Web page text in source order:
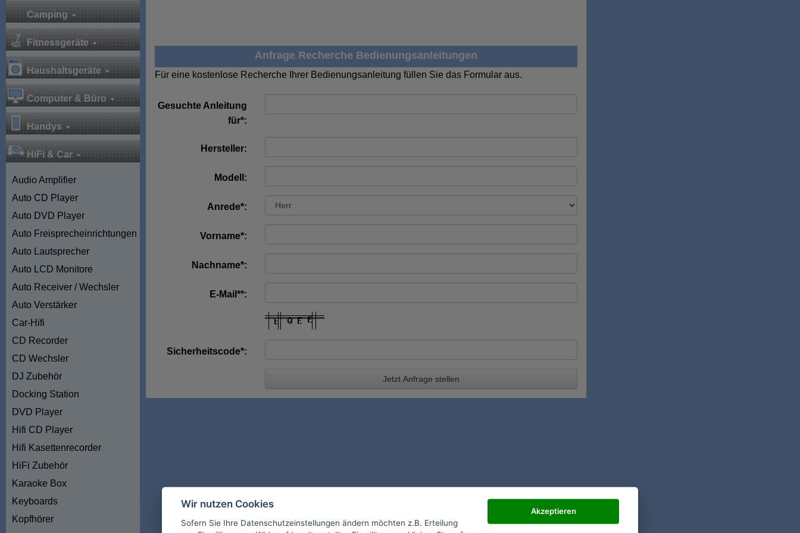
Camping
Fitnessgeräte
Haushaltsgeräte
Computer & Büro
Handys
HiFi & Car
Audio Amplifier
Auto CD Player
Auto DVD Player
Auto Freisprecheinrichtungen
Auto Lautsprecher
Auto LCD Monitore
Auto Receiver / Wechsler
Auto Verstärker
Car-Hifi
CD Recorder
CD Wechsler
DJ Zubehör
Docking Station
DVD Player
Hifi CD Player
Hifi Kasettenrecorder
HiFi Zubehör
Karaoke Box
Keyboards
Kopfhörer
Anfrage Recherche Bedienungsanleitungen
Für eine kostenlose Recherche Ihrer Bedienungsanleitung füllen Sie das Formular aus.
Gesuchte Anleitung
für*:
Hersteller:
Modell:
Anrede*:
Vorname*:
Nachname*:
E-Mail**:
Sicherheitscode*:
Jetzt Anfrage stellen
Wir nutzen Cookies
Sofern Sie Ihre Datenschutzeinstellungen ändern möchten z.B. Erteilung
Akzeptieren